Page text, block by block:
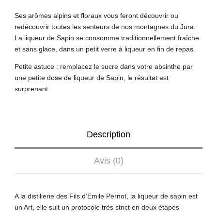
Ses arômes alpins et floraux vous feront découvrir ou
redécouvrir toutes les senteurs de nos montagnes du Jura.
La liqueur de Sapin se consomme traditionnellement fraîche
et sans glace, dans un petit verre à liqueur en fin de repas.
Petite astuce : remplacez le sucre dans votre absinthe par
une petite dose de liqueur de Sapin, le résultat est
surprenant
Description
Avis (0)
A la distillerie des Fils d’Emile Pernot, la liqueur de sapin est
un Art, elle suit un protocole très strict en deux étapes